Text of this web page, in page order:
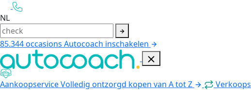
NL
85.344occasions Autocoach inschakelen
AankoopserviceVolledig ontzorgd kopen van A tot Z